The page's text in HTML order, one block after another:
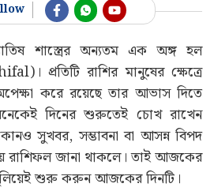
শাস্ত্রের অন্যতম এক অঙ্গ হল
প্রতিটি রাশির মানুষের ক্ষেত্রে
করে রয়েছে তার আভাস দিতে
দিনের শুরুতেই চোখ রাখেন
সুখবর, সম্ভাবনা বা আসন্ন বিপদ
রাশিফল জানা থাকলে। তাই আজকের
শুরু করুন আজকের দিনটি।